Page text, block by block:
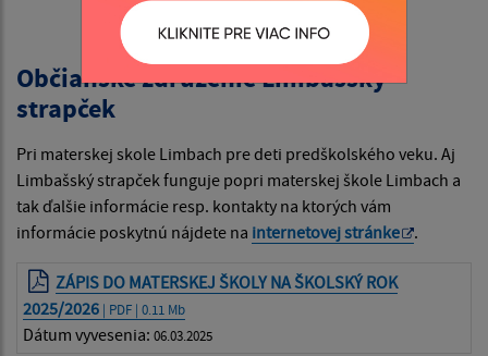
Občianske združenie Limbašský
strapček
Pri materskej skole Limbach pre deti predškolského veku. Aj
Limbašský strapček funguje popri materskej škole Limbach a
tak ďalšie informácie resp. kontakty na ktorých vám
informácie poskytnú nájdete na internetovej stránke .
ZÁPIS DO MATERSKEJ ŠKOLY NA ŠKOLSKÝ ROK
2025/2026 | PDF | 0.11 Mb
Dátum vyvesenia: 06.03.2025